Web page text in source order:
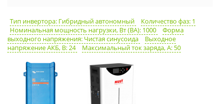
Тип инвертора: Гибридный автономный
Количество фаз: 1
Номинальная мощность нагрузки, Вт (ВА): 1000
Форма
выходного напряжения: Чистая синусоида
Выходное
напряжение АКБ, В: 24
Максимальный ток заряда, А: 50